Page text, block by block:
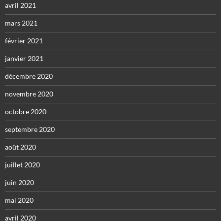
avril 2021
mars 2021
février 2021
janvier 2021
décembre 2020
novembre 2020
octobre 2020
septembre 2020
août 2020
juillet 2020
juin 2020
mai 2020
avril 2020